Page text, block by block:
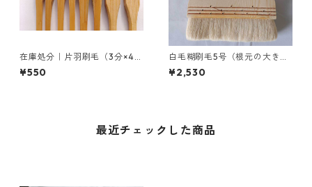
在庫処分｜片羽刷毛（3分×4
本、4分×2本、5分×1本）
¥550
白毛糊刷毛5号（根元の大きさ
が長さ14cm、巾1cm）
¥2,530
最近チェックした商品